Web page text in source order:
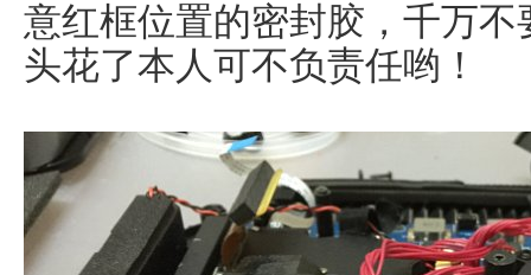
意红框位置的密封胶，千万
头花了本人可不负责任哟！